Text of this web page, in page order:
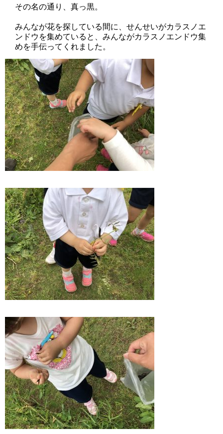
その名の通り、真っ黒。
みんなが花を探している間に、せんせいがカラスノエ
ンドウを集めていると、みんながカラスノエンドウ集
めを手伝ってくれました。